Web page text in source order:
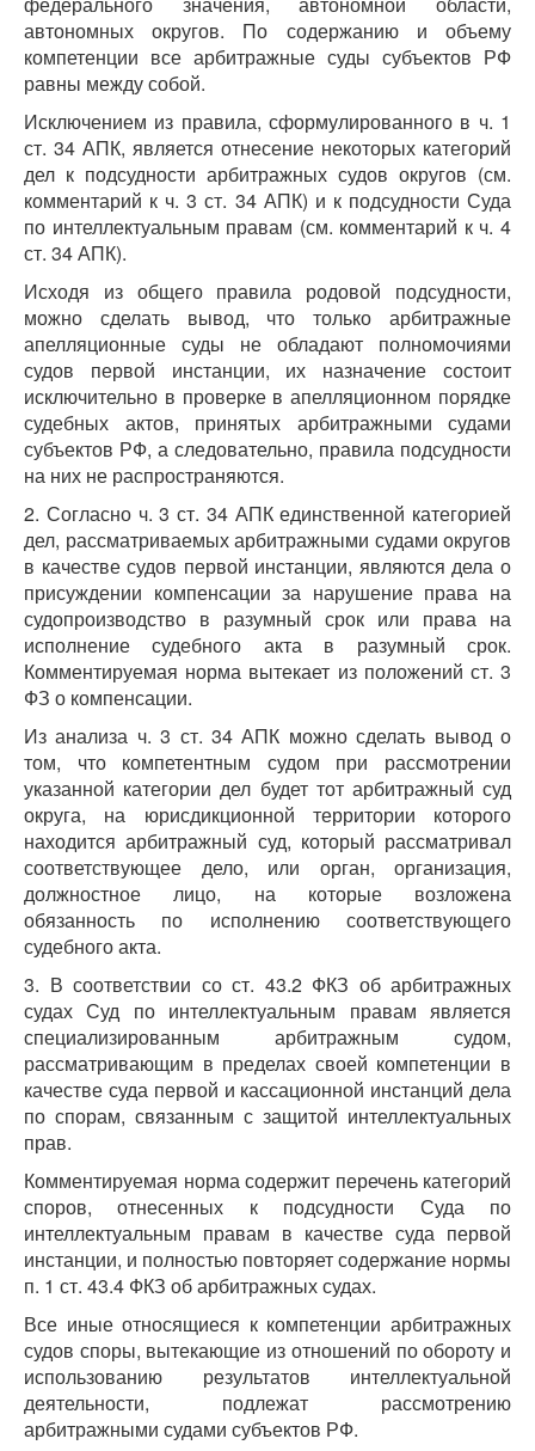
автономных округов. По содержанию и объему
компетенции все арбитражные суды субъектов РФ
равны между собой.
Исключением из правила, сформулированного в ч. 1
ст. 34 АПК, является отнесение некоторых категорий
дел к подсудности арбитражных судов округов (см.
комментарий к ч. 3 ст. 34 АПК) и к подсудности Суда
по интеллектуальным правам (см. комментарий к ч. 4
ст. 34 АПК).
Исходя из общего правила родовой подсудности,
можно сделать вывод, что только арбитражные
апелляционные суды не обладают полномочиями
судов первой инстанции, их назначение состоит
исключительно в проверке в апелляционном порядке
судебных актов, принятых арбитражными судами
субъектов РФ, а следовательно, правила подсудности
на них не распространяются.
2. Согласно ч. 3 ст. 34 АПК единственной категорией
дел, рассматриваемых арбитражными судами округов
в качестве судов первой инстанции, являются дела о
присуждении компенсации за нарушение права на
судопроизводство в разумный срок или права на
исполнение судебного акта в разумный срок.
Комментируемая норма вытекает из положений ст. 3
ФЗ о компенсации.
Из анализа ч. 3 ст. 34 АПК можно сделать вывод о
том, что компетентным судом при рассмотрении
указанной категории дел будет тот арбитражный суд
округа, на юрисдикционной территории которого
находится арбитражный суд, который рассматривал
соответствующее дело, или орган, организация,
должностное лицо, на которые возложена
обязанность по исполнению соответствующего
судебного акта.
3. В соответствии со ст. 43.2 ФКЗ об арбитражных
судах Суд по интеллектуальным правам является
специализированным арбитражным судом,
рассматривающим в пределах своей компетенции в
качестве суда первой и кассационной инстанций дела
по спорам, связанным с защитой интеллектуальных
прав.
Комментируемая норма содержит перечень категорий
споров, отнесенных к подсудности Суда по
интеллектуальным правам в качестве суда первой
инстанции, и полностью повторяет содержание нормы
п. 1 ст. 43.4 ФКЗ об арбитражных судах.
Все иные относящиеся к компетенции арбитражных
судов споры, вытекающие из отношений по обороту и
использованию результатов интеллектуальной
деятельности, подлежат рассмотрению
арбитражными судами субъектов РФ.